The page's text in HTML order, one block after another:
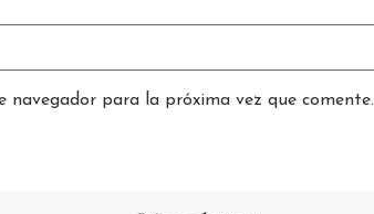
navegador para la próxima vez que comente.